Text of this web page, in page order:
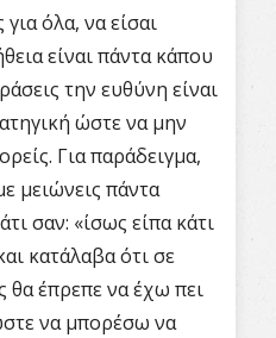
όλα, να είσαι
είναι πάντα κάπου
την ευθύνη είναι
ώστε να μην
Για παράδειγμα,
μειώνεις πάντα
σαν: «ίσως είπα κάτι
κατάλαβα ότι σε
θα έπρεπε να έχω πει
να μπορέσω να